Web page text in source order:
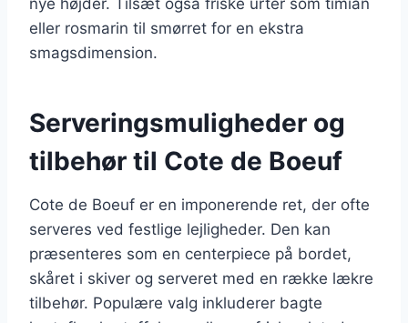
eller rosmarin til smørret for en ekstra
smagsdimension.
Serveringsmuligheder og
tilbehør til Cote de Boeuf
Cote de Boeuf er en imponerende ret, der ofte
serveres ved festlige lejligheder. Den kan
præsenteres som en centerpiece på bordet,
skåret i skiver og serveret med en række lækre
tilbehør. Populære valg inkluderer bagte